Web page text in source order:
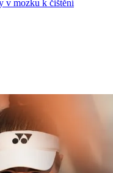
v mozku k čištění